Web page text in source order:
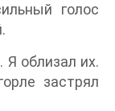
голос
Я облизал их.
застрял